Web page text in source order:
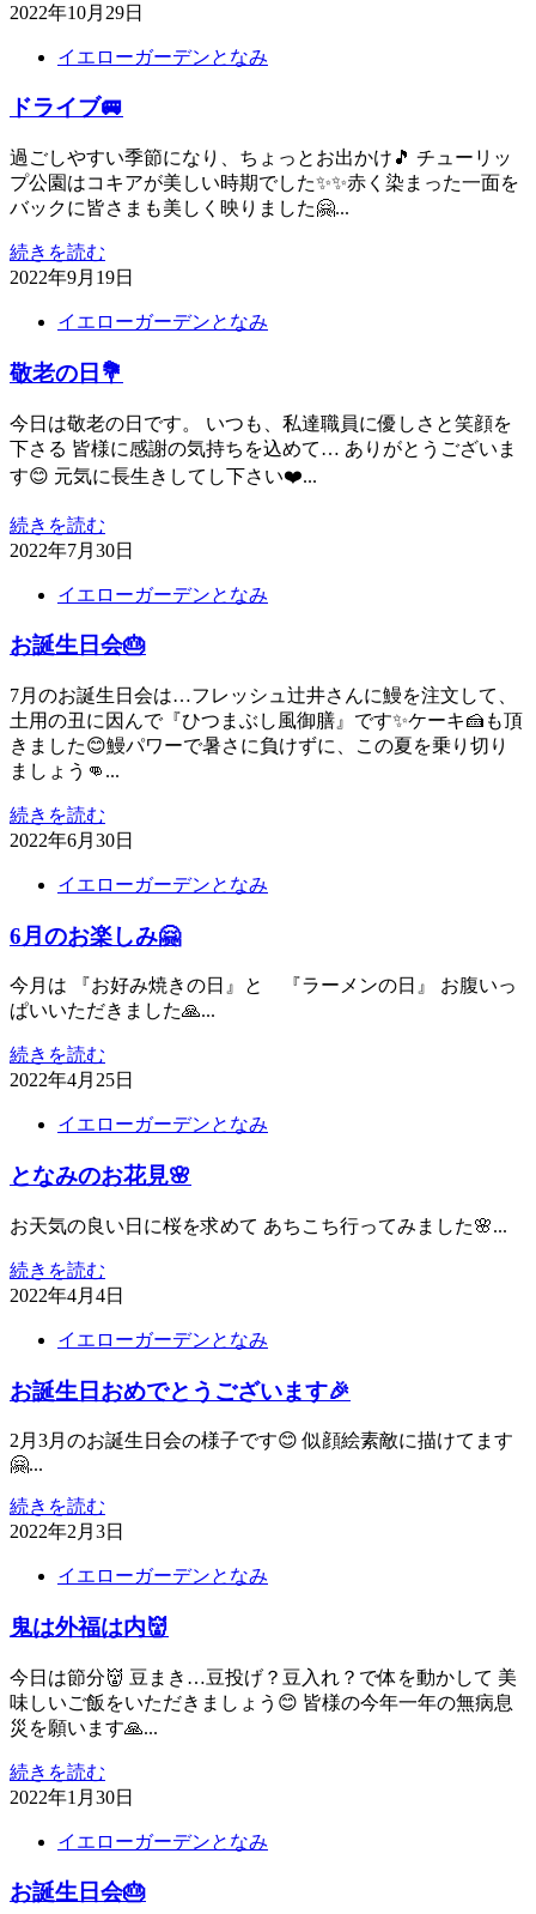
2022年10月29日
イエローガーデンとなみ
ドライブ🚐
過ごしやすい季節になり、ちょっとお出かけ🎵 チューリッ
プ公園はコキアが美しい時期でした✨✨赤く染まった一面を
バックに皆さまも美しく映りました🤗...
続きを読む
2022年9月19日
イエローガーデンとなみ
敬老の日💐
今日は敬老の日です。 いつも、私達職員に優しさと笑顔を
下さる 皆様に感謝の気持ちを込めて… ありがとうございま
す😊 元気に長生きしてし下さい❤️...
続きを読む
2022年7月30日
イエローガーデンとなみ
お誕生日会🎂
7月のお誕生日会は…フレッシュ辻井さんに鰻を注文して、
土用の丑に因んで『ひつまぶし風御膳』です✨ケーキ🍰も頂
きました😊鰻パワーで暑さに負けずに、この夏を乗り切り
ましょう👊...
続きを読む
2022年6月30日
イエローガーデンとなみ
6月のお楽しみ🤗
今月は 『お好み焼きの日』と 『ラーメンの日』 お腹いっ
ぱいいただきました🙏...
続きを読む
2022年4月25日
イエローガーデンとなみ
となみのお花見🌸
お天気の良い日に桜を求めて あちこち行ってみました🌸...
続きを読む
2022年4月4日
イエローガーデンとなみ
お誕生日おめでとうございます🎉
2月3月のお誕生日会の様子です😊 似顔絵素敵に描けてます
🤗...
続きを読む
2022年2月3日
イエローガーデンとなみ
鬼は外福は内👹
今日は節分👹 豆まき…豆投げ？豆入れ？で体を動かして 美
味しいご飯をいただきましょう😊 皆様の今年一年の無病息
災を願います🙏...
続きを読む
2022年1月30日
イエローガーデンとなみ
お誕生日会🎂